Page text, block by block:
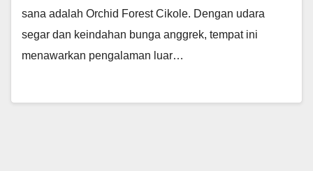
sana adalah Orchid Forest Cikole. Dengan udara
segar dan keindahan bunga anggrek, tempat ini
menawarkan pengalaman luar…